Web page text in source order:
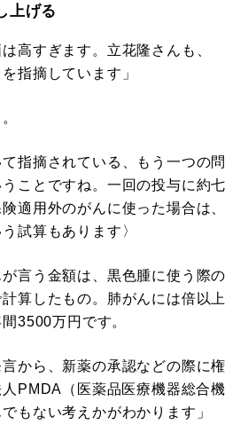
上げる
高すぎます。立花隆さんも、
指摘しています」
て指摘されている、もう一つの問
ことですね。一回の投与に約七
適用外のがんに使った場合は、
試算もあります〉
が言う金額は、黒色腫に使う際の
算したもの。肺がんには倍以上
3500万円です。
から、新薬の承認などの際に権
PMDA（医薬品医療機器総合機
もない考えかがわかります」